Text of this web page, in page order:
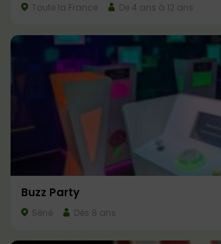
Toute la France De 4 ans à 12 ans
Buzz Party
Séné Dès 8 ans